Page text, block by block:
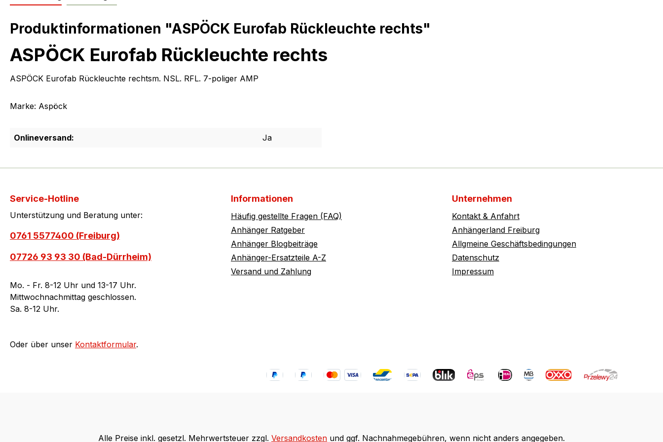
Produktinformationen "ASPÖCK Eurofab Rückleuchte rechts"
ASPÖCK Eurofab Rückleuchte rechts
ASPÖCK Eurofab Rückleuchte rechtsm. NSL. RFL. 7-poliger AMP
Marke: Aspöck
Onlineversand: Ja
Service-Hotline
Unterstützung und Beratung unter:
0761 5577400 (Freiburg)
07726 93 93 30 (Bad-Dürrheim)
Mo. - Fr. 8-12 Uhr und 13-17 Uhr.
Mittwochnachmittag geschlossen.
Sa. 8-12 Uhr.
Oder über unser Kontaktformular.
Informationen
Häufig gestellte Fragen (FAQ)
Anhänger Ratgeber
Anhänger Blogbeiträge
Anhänger-Ersatzteile A-Z
Versand und Zahlung
Unternehmen
Kontakt & Anfahrt
Anhängerland Freiburg
Allgmeine Geschäftsbedingungen
Datenschutz
Impressum
Alle Preise inkl. gesetzl. Mehrwertsteuer zzgl. Versandkosten und ggf. Nachnahmegebühren, wenn nicht anders angegeben.